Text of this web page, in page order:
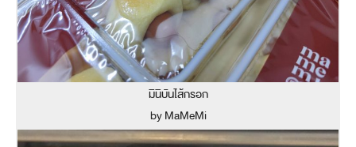
มินิบันไส้กรอก
by MaMeMi